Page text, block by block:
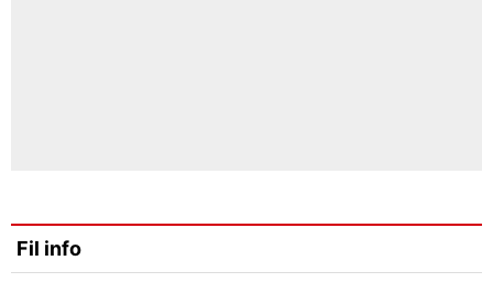
Fil info